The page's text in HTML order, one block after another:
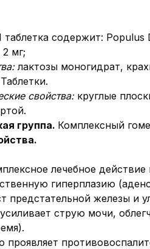
таблетка содержит: Populus
мг;
лактозы моногидрат,
Таблетки.
свойства: круглые
группа. Комплексный
лечебное
гиперплазию
предстательной железы и
струю мочи,
проявляет